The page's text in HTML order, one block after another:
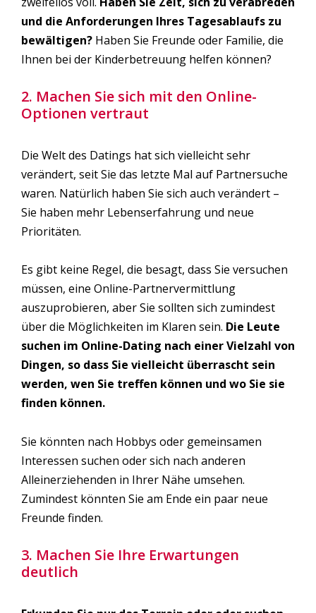
und die Anforderungen Ihres Tagesablaufs zu
bewältigen? Haben Sie Freunde oder Familie, die
Ihnen bei der Kinderbetreuung helfen können?
2. Machen Sie sich mit den Online-
Optionen vertraut
Die Welt des Datings hat sich vielleicht sehr
verändert, seit Sie das letzte Mal auf Partnersuche
waren. Natürlich haben Sie sich auch verändert –
Sie haben mehr Lebenserfahrung und neue
Prioritäten.
Es gibt keine Regel, die besagt, dass Sie versuchen
müssen, eine Online-Partnervermittlung
auszuprobieren, aber Sie sollten sich zumindest
über die Möglichkeiten im Klaren sein. Die Leute
suchen im Online-Dating nach einer Vielzahl von
Dingen, so dass Sie vielleicht überrascht sein
werden, wen Sie treffen können und wo Sie sie
finden können.
Sie könnten nach Hobbys oder gemeinsamen
Interessen suchen oder sich nach anderen
Alleinerziehenden in Ihrer Nähe umsehen.
Zumindest könnten Sie am Ende ein paar neue
Freunde finden.
3. Machen Sie Ihre Erwartungen
deutlich